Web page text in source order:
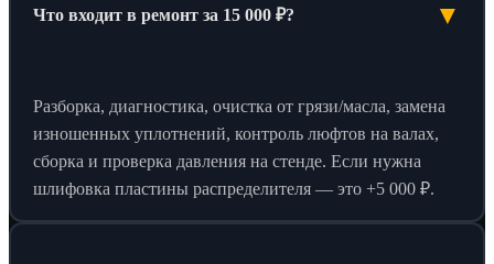
Что входит в ремонт за 15 000 ₽? ▼
Разборка, диагностика, очистка от грязи/масла, замена
изношенных уплотнений, контроль люфтов на валах,
сборка и проверка давления на стенде. Если нужна
шлифовка пластины распределителя — это +5 000 ₽.